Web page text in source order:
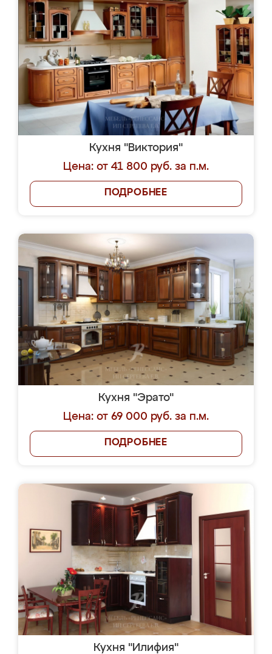
Кухня "Виктория"
Цена: от 41 800 руб. за п.м.
ПОДРОБНЕЕ
Кухня "Эрато"
Цена: от 69 000 руб. за п.м.
ПОДРОБНЕЕ
Кухня "Илифия"